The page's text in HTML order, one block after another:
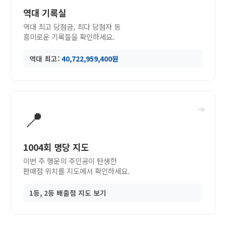
역대 기록실
역대 최고 당첨금, 최다 당첨자 등
흥미로운 기록들을 확인하세요.
역대 최고: 40,722,959,400원
➜
📍
1004회 명당 지도
이번 주 행운의 주인공이 탄생한
판매점 위치를 지도에서 확인하세요.
1등, 2등 배출점 지도 보기